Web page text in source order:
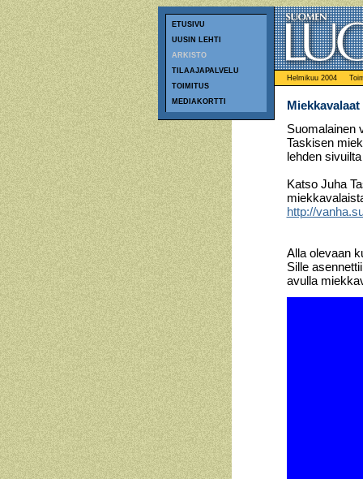
ETUSIVU
UUSIN LEHTI
ARKISTO
TILAAJAPALVELU
TOIMITUS
MEDIAKORTTI
Helmikuu 2004
Miekkavalaat
Suomalainen
Taskisen
lehden
Katso Juha
http://
Alla olevaan
Sille
avulla